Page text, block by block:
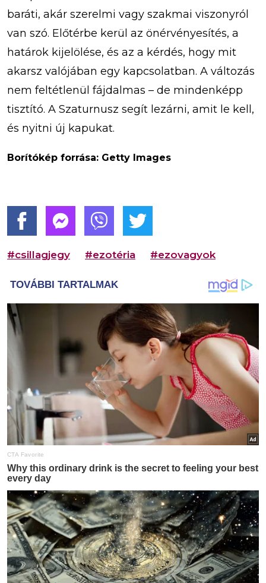
baráti, akár szerelmi vagy szakmai viszonyról
van szó. Előtérbe kerül az önérvényesítés, a
határok kijelölése, és az a kérdés, hogy mit
akarsz valójában egy kapcsolatban. A változás
nem feltétlenül fájdalmas – de mindenképp
tisztító. A Szaturnusz segít lezárni, amit le kell,
és nyitni új kapukat.
Borítókép forrása: Getty Images
#csillagjegy #ezotéria #ezovagyok